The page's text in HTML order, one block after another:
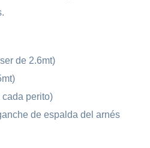
de 2.6mt)
perito)
de espalda del arnés